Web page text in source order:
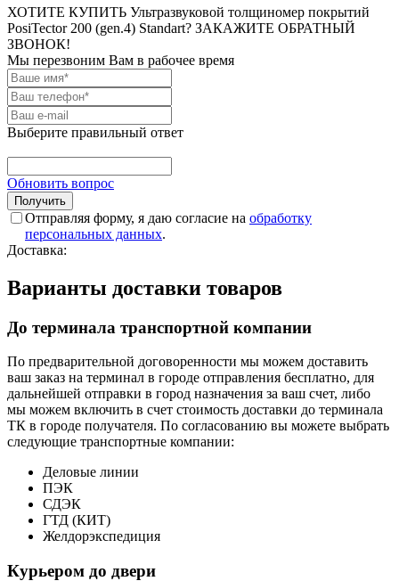
ХОТИТЕ КУПИТЬ Ультразвуковой толщиномер покрытий
PosiTector 200 (gen.4) Standart? ЗАКАЖИТЕ ОБРАТНЫЙ
ЗВОНОК!
Мы перезвоним Вам в рабочее время
Выберите правильный ответ
Обновить вопрос
Отправляя форму, я даю согласие на обработку
персональных данных.
Доставка:
Варианты доставки товаров
До терминала транспортной компании
По предварительной договоренности мы можем доставить
ваш заказ на терминал в городе отправления бесплатно, для
дальнейшей отправки в город назначения за ваш счет, либо
мы можем включить в счет стоимость доставки до терминала
ТК в городе получателя. По согласованию вы можете выбрать
следующие транспортные компании:
Деловые линии
ПЭК
СДЭК
ГТД (КИТ)
Желдорэкспедиция
Курьером до двери